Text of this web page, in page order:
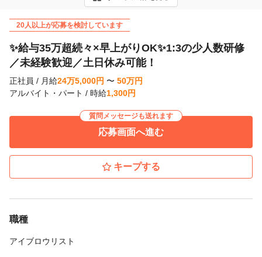
20人以上が応募を検討しています
✨給与35万超続々×早上がりOK✨1:3の少人数研修
／未経験歓迎／土日休み可能！
正社員 / 月給24万5,000円 〜 50万円
アルバイト・パート / 時給1,300円
質問メッセージも送れます
応募画面へ進む
キープする
職種
アイブロウリスト